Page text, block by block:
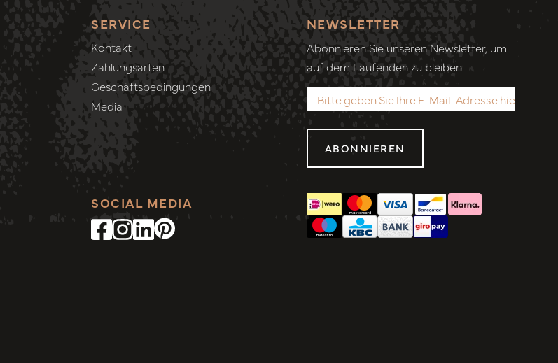
SERVICE
Kontakt
Zahlungsarten
Geschäftsbedingungen
Media
SOCIAL MEDIA
NEWSLETTER
Abonnieren Sie unseren Newsletter, um
auf dem Laufenden zu bleiben.
ABONNIEREN